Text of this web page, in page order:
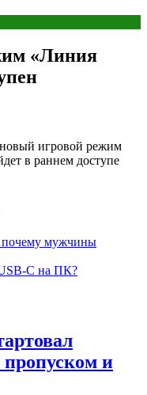
«Линия
игровой режим
в раннем доступе
почему мужчины
C на ПК?
и